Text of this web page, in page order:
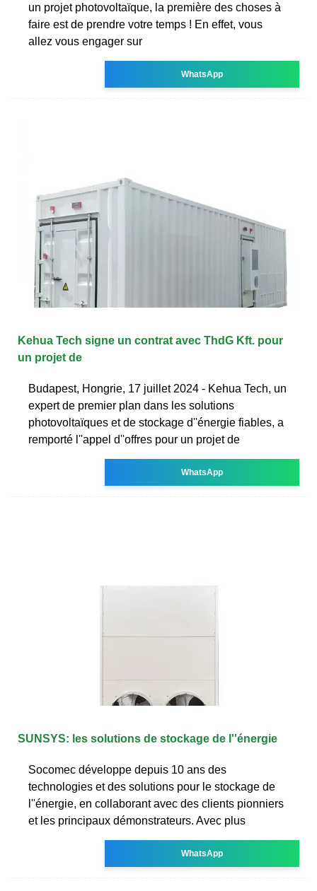
un projet photovoltaïque, la première des choses à
faire est de prendre votre temps ! En effet, vous
allez vous engager sur
WhatsApp
Kehua Tech signe un contrat avec ThdG Kft. pour
un projet de
Budapest, Hongrie, 17 juillet 2024 - Kehua Tech, un
expert de premier plan dans les solutions
photovoltaïques et de stockage d''énergie fiables, a
remporté l''appel d''offres pour un projet de
WhatsApp
SUNSYS: les solutions de stockage de l''énergie
Socomec développe depuis 10 ans des
technologies et des solutions pour le stockage de
l''énergie, en collaborant avec des clients pionniers
et les principaux démonstrateurs. Avec plus
WhatsApp